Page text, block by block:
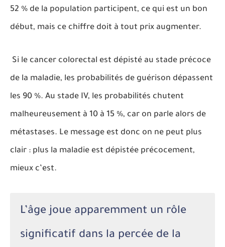
52 % de la population participent, ce qui est un bon
début, mais ce chiffre doit à tout prix augmenter.
Si le cancer colorectal est dépisté au stade précoce
de la maladie, les probabilités de guérison dépassent
les 90 %. Au stade IV, les probabilités chutent
malheureusement à 10 à 15 %, car on parle alors de
métastases. Le message est donc on ne peut plus
clair : plus la maladie est dépistée précocement,
mieux c’est.
L’âge joue apparemment un rôle
significatif dans la percée de la